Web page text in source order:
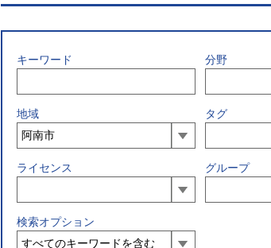
キーワード 分野
地域 タグ
ライセンス グループ
検索オプション